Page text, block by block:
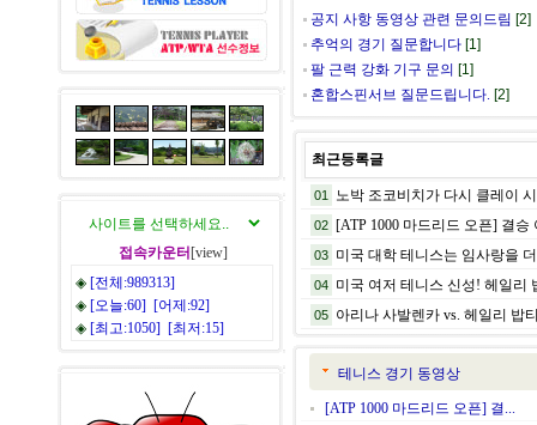
접속카운터 [view]
◈ [전체:989313]
◈ [오늘:60] [어제:92]
◈ [최고:1050] [최저:15]
공지 사항 동영상 관련 문의드림 [2]
추억의 경기 질문합니다 [1]
팔 근력 강화 기구 문의 [1]
혼합스핀서브 질문드립니다. [2]
최근등록글
01 노박 조코비치가 다시 클레이
02 [ATP 1000 마드리드 오픈] 결승
03 미국 대학 테니스는 임사랑을
04 미국 여저 테니스 신성! 헤일리
05 아리나 사발렌카 vs. 헤일리 밥
테니스 경기 동영상
[ATP 1000 마드리드 오픈] 결...